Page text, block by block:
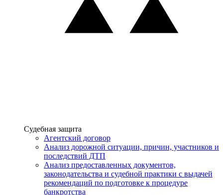
Услуги
Судебная защита
Агентский договор
Анализ дорожной ситуации, причин, участников и
последствий ДТП
Анализ предоставленных документов,
законодательства и судебной практики с выдачей
рекомендаций по подготовке к процедуре
банкротства